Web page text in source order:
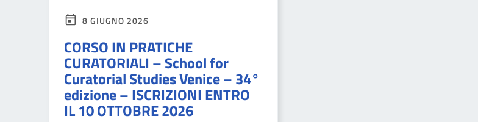
8 GIUGNO 2026
CORSO IN PRATICHE
CURATORIALI – School for
Curatorial Studies Venice – 34°
edizione – ISCRIZIONI ENTRO
IL 10 OTTOBRE 2026